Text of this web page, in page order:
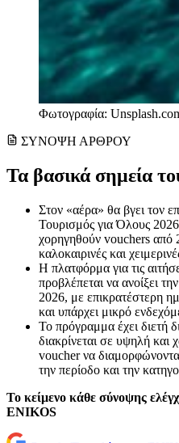
Φωτογραφία:
ΣΥΝΟΨΗ ΑΡΘΡΟΥ
Τα βασικά σημεία
Στον «αέρα» θα βγει τον
Τουρισμός για Όλους
χορηγηθούν vouchers από
καλοκαιρινές και
Η πλατφόρμα για τις
προβλέπεται να ανοίξει
2026, με επικρατέστερη
και υπάρχει μικρό
Το πρόγραμμα έχει διετή
διακρίνεται σε υψηλή
voucher να
την περίοδο και την
Το κείμενο κάθε σύνοψης
ENIKOS